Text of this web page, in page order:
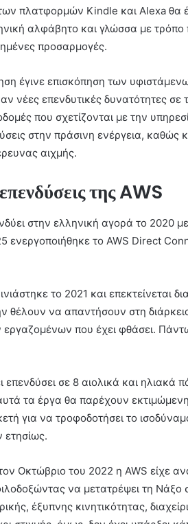
πλατφορμών Kindle και Alexa θα
αλφάβητο και γλώσσα με
προσαρμογές.
έγινε επισκόπηση των
νέες επενδυτικές δυνατότητες σε
που σχετίζονται με την
στην πράσινη ενέργεια, καθώς
αιχμής.
της AWS
στην ελληνική αγορά το 2020
το AWS Direct
το 2021 και επεκτείνεται
θέλουν να απαντήσουν στη
που έχει φθάσει.
επενδύσει σε 8 αιολικά και
τα έργα θα παρέχουν
για να τροφοδοτήσει το
ετησίως.
Οκτώβριο του 2022 η AWS είχε
να μετατρέψει τη Νάξο
έξυπνης κινητικότητας,